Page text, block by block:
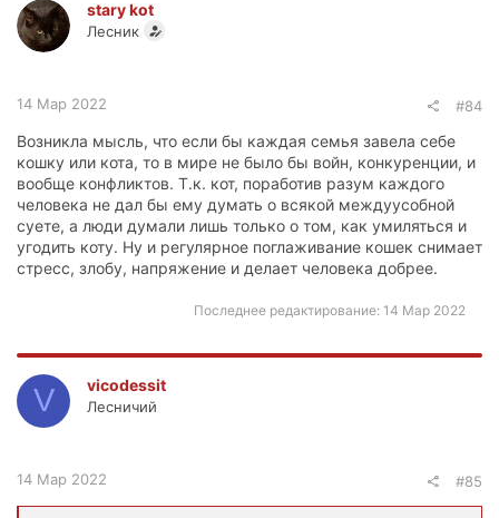
и
и
stary kot
Лесник
14 Мар 2022 #84
Возникла мысль, что если бы каждая семья завела себе
кошку или кота, то в мире не было бы войн, конкуренции, и
вообще конфликтов. Т.к. кот, поработив разум каждого
человека не дал бы ему думать о всякой междуусобной
суете, а люди думали лишь только о том, как умиляться и
угодить коту. Ну и регулярное поглаживание кошек снимает
стресс, злобу, напряжение и делает человека добрее.
Последнее редактирование: 14 Мар 2022
V vicodessit
Лесничий
14 Мар 2022 #85